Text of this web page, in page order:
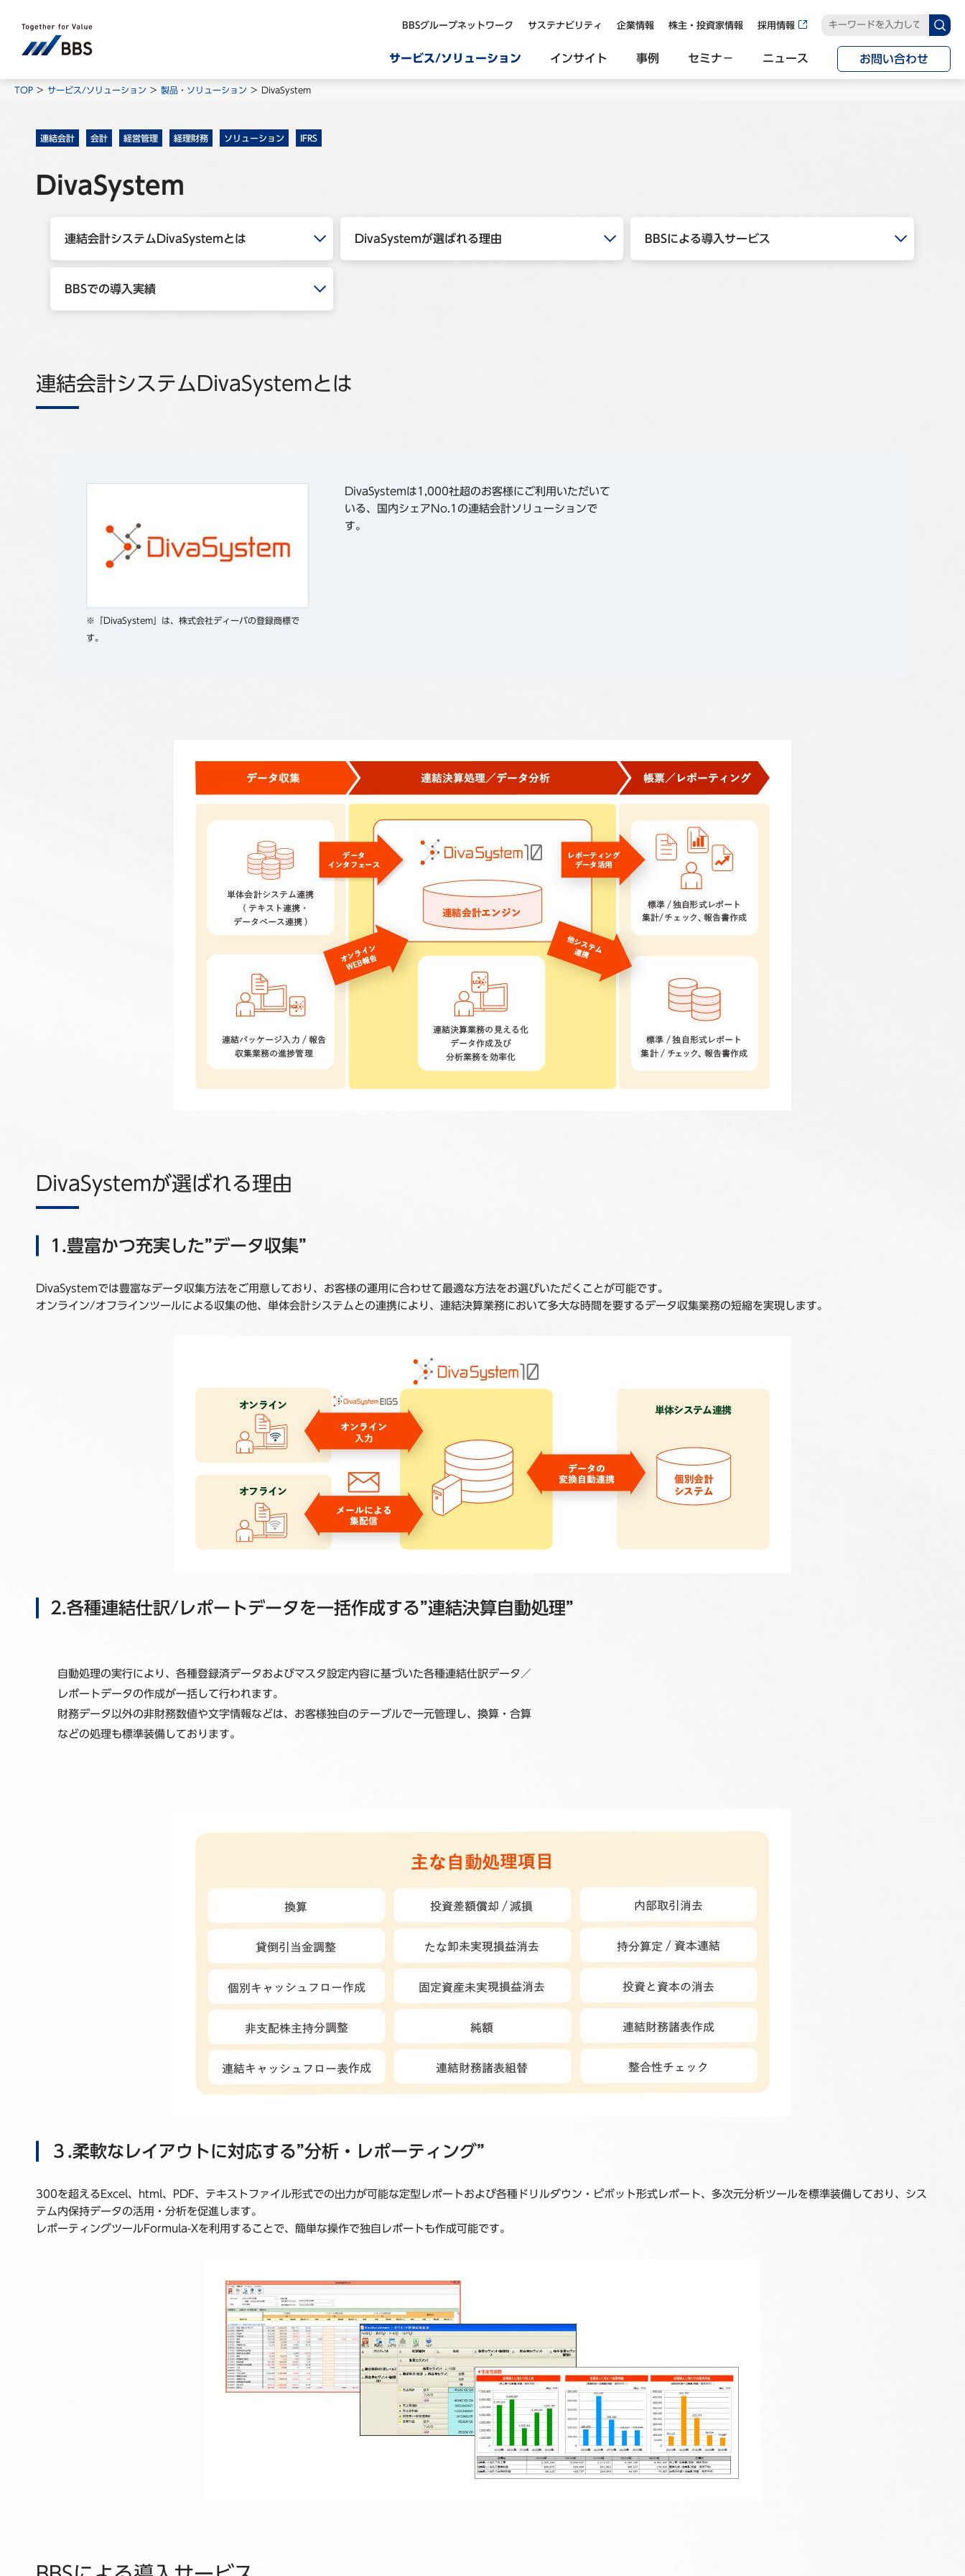
BBSグループネットワーク サステナビリティ 企業情報 株主・投資家情報 採用情報
サービス/ソリューション インサイト 事例 セミナ− ニュース お問い合わせ
TOP サービス/ソリューション 製品・ソリューション DivaSystem
連結会計 会計 経営管理 経理財務 ソリューション IFRS
DivaSystem
連結会計システムDivaSystemとは DivaSystemが選ばれる理由 BBSによる導入サービス
BBSでの導入実績
連結会計システムDivaSystemとは
※「DivaSystem」は、株式会社ディーバの登録商標で
す。
DivaSystemは1,000社超のお客様にご利用いただいて
いる、国内シェアNo.1の連結会計ソリューションで
す。
DivaSystemが選ばれる理由
1.豊富かつ充実した”データ収集”
DivaSystemでは豊富なデータ収集方法をご用意しており、お客様の運用に合わせて最適な方法をお選びいただくことが可能です。
オンライン/オフラインツールによる収集の他、単体会計システムとの連携により、連結決算業務において多大な時間を要するデータ収集業務の短縮を実現します。
2.各種連結仕訳/レポートデータを一括作成する”連結決算自動処理”
自動処理の実行により、各種登録済データおよびマスタ設定内容に基づいた各種連結仕訳データ／
レポートデータの作成が一括して行われます。
財務データ以外の非財務数値や文字情報などは、お客様独自のテーブルで一元管理し、換算・合算
などの処理も標準装備しております。
３.柔軟なレイアウトに対応する”分析・レポーティング”
300を超えるExcel、html、PDF、テキストファイル形式での出力が可能な定型レポートおよび各種ドリルダウン・ピボット形式レポート、多次元分析ツールを標準装備しており、シス
テム内保持データの活用・分析を促進します。
レポーティングツールFormula-Xを利用することで、簡単な操作で独自レポートも作成可能です。